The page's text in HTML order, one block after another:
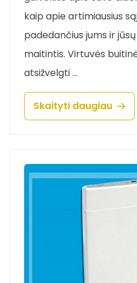
kaip apie artimiausius
padedančius jums ir
maitintis. Virtuvės
atsižvelgti …
Skaityti daugiau